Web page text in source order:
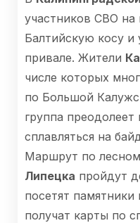
участников СВО на
Балтийскую косу и
привале. Жители
числе которых
по Большой
группа
сплавляться на
Маршрут по
Липецка пройдут
посетят
получат карты по